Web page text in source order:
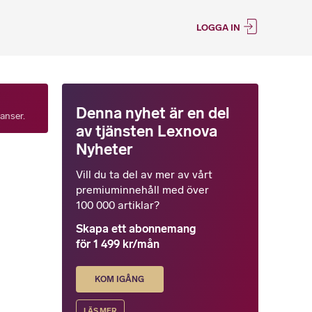
LOGGA IN
Denna nyhet är en del
av tjänsten Lexnova
Nyheter
Vill du ta del av mer av vårt
premiuminnehåll med över
100 000 artiklar?
Skapa ett abonnemang
för 1 499 kr/mån
KOM IGÅNG